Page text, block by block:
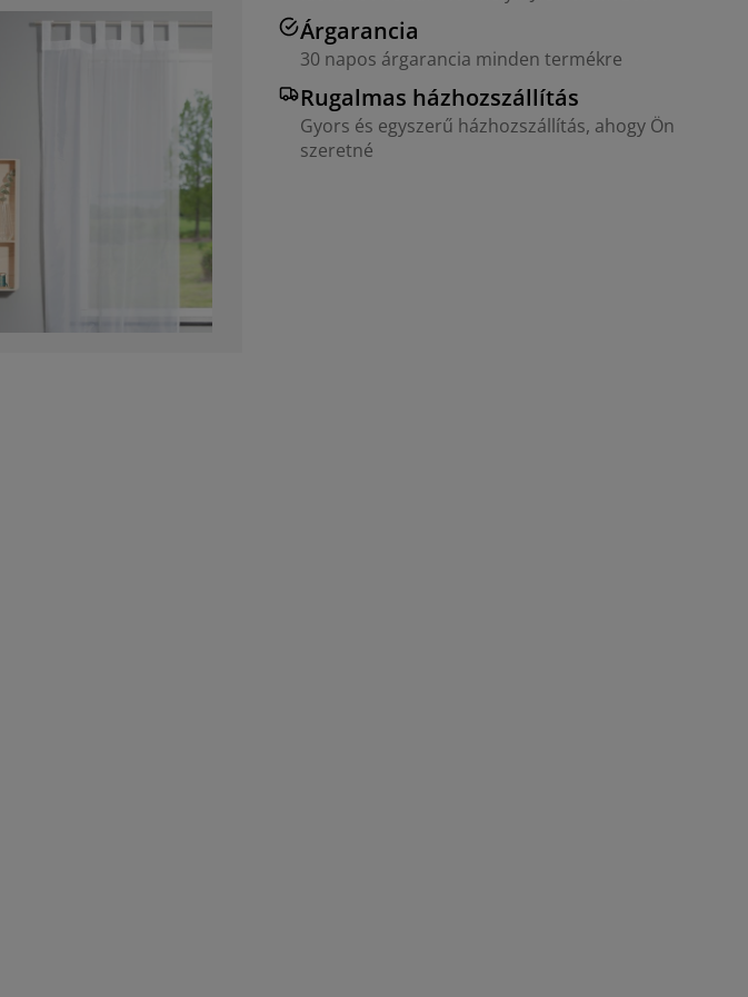
Árgarancia
30 napos árgarancia minden termékre
Rugalmas házhozszállítás
Gyors és egyszerű házhozszállítás, ahogy Ön
szeretné